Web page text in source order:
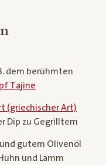
dem berühmten
Tajine
(griechischer Art)
Dip zu Gegrilltem
gutem Olivenöl
und Lamm